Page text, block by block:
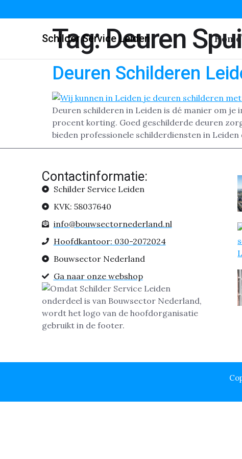
Schilder Service Leiden Home
Tag:Deuren
Deuren Schilderen
Deuren schilderen in Leiden is dé manier om
procent korting. Goed geschilderde deuren
bieden professionele schilderdiensten in
Contactinformatie:
Schilder Service Leiden
KVK: 58037640
info@bouwsectornederland.nl
Hoofdkantoor: 030-2072024
Bouwsector Nederland
Ga naar onze webshop